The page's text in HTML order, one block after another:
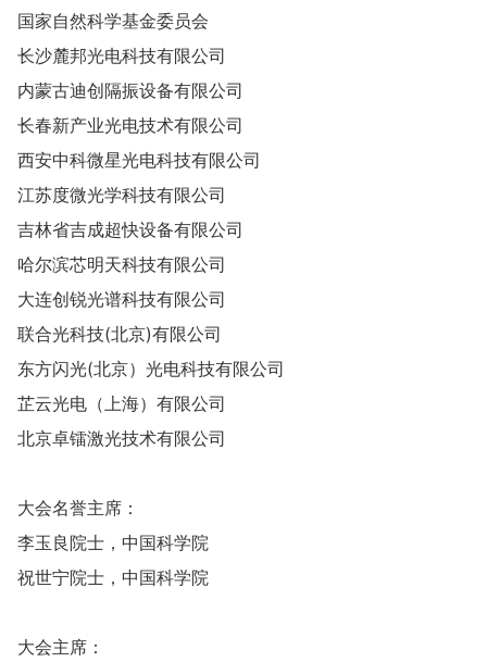
国家自然科学基金委员会
长沙麓邦光电科技有限公司
内蒙古迪创隔振设备有限公司
长春新产业光电技术有限公司
西安中科微星光电科技有限公司
江苏度微光学科技有限公司
吉林省吉成超快设备有限公司
哈尔滨芯明天科技有限公司
大连创锐光谱科技有限公司
联合光科技(北京)有限公司
东方闪光(北京）光电科技有限公司
芷云光电（上海）有限公司
北京卓镭激光技术有限公司
大会名誉主席：
李玉良院士，中国科学院
祝世宁院士，中国科学院
大会主席：